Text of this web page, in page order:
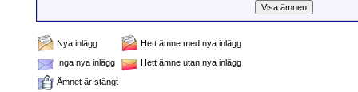
Nya inlägg
Hett ämne med nya inlägg
Inga nya inlägg
Hett ämne utan nya inlägg
Ämnet är stängt